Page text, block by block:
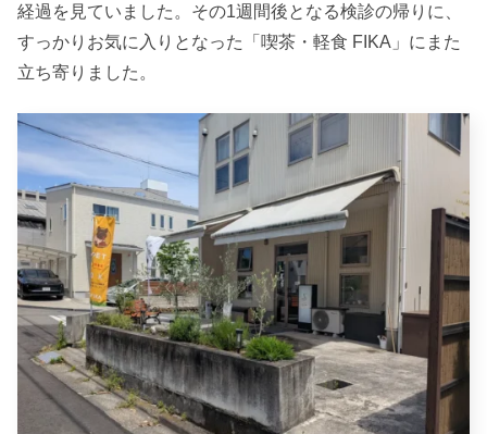
経過を見ていました。その1週間後となる検診の帰りに、
すっかりお気に入りとなった「喫茶・軽食 FIKA」にまた
立ち寄りました。